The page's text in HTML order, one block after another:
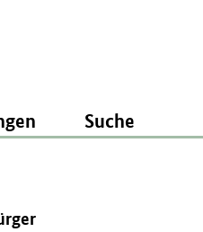
Suche